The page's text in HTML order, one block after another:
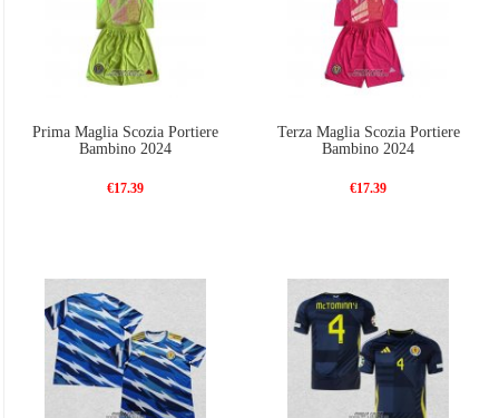
Prima Maglia Scozia Portiere
Bambino 2024
€17.39
Terza Maglia Scozia Portiere
Bambino 2024
€17.39